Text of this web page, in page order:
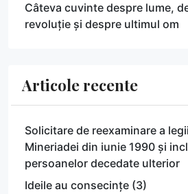
Câteva cuvinte despre lume,
revoluție și despre ultimul om
Articole recente
Solicitare de reexaminare a
Mineriadei din iunie 1990 și
persoanelor decedate ulterior
Ideile au consecințe (3)